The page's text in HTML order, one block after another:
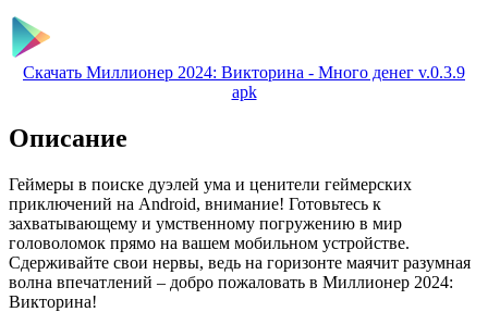
Скачать Миллионер 2024: Викторина - Много денег v.0.3.9
apk
Описание
Геймеры в поиске дуэлей ума и ценители геймерских
приключений на Android, внимание! Готовьтесь к
захватывающему и умственному погружению в мир
головоломок прямо на вашем мобильном устройстве.
Сдерживайте свои нервы, ведь на горизонте маячит разумная
волна впечатлений – добро пожаловать в Миллионер 2024:
Викторина!